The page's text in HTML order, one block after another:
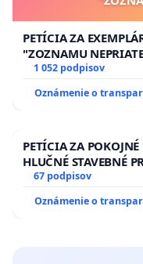
PETÍCIA ZA
"ZOZNAMU
1 052 podpisov
Oznámenie o
PETÍCIA ZA
HLUČNÉ STAVEBNÉ
13.00 HOD., CEZ
ĎUMBIERSKEJ/MAGU
67 podpisov
Oznámenie o